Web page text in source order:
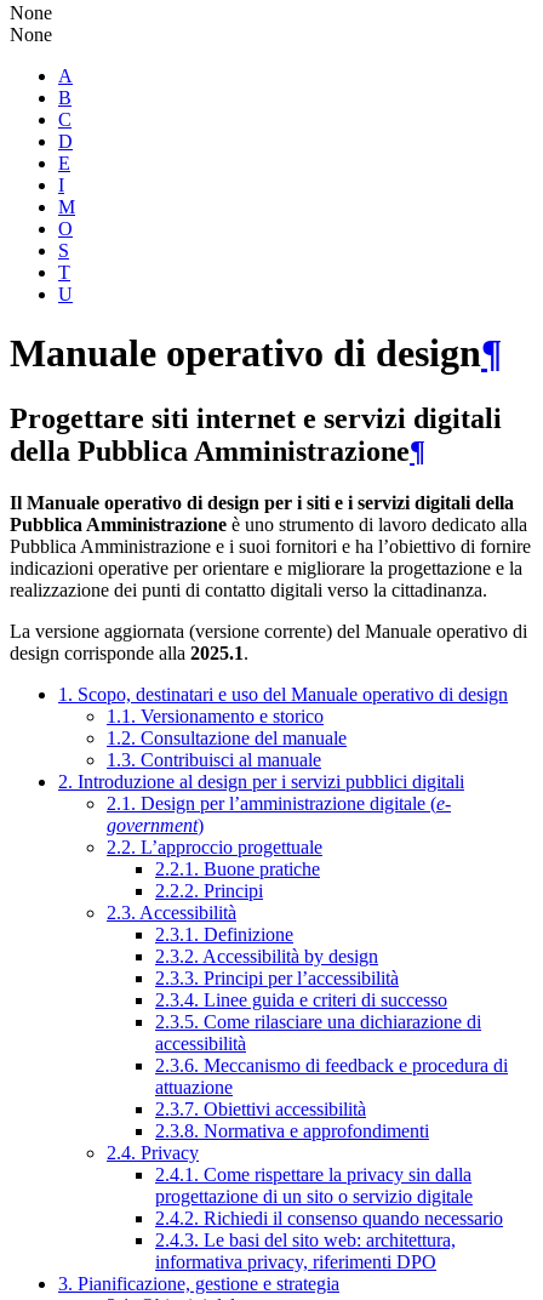
None
None
A
B
C
D
E
I
M
O
S
T
U
Manuale operativo di design¶
Progettare siti internet e servizi digitali
della Pubblica Amministrazione¶
Il Manuale operativo di design per i siti e i servizi digitali della
Pubblica Amministrazione è uno strumento di lavoro dedicato alla
Pubblica Amministrazione e i suoi fornitori e ha l’obiettivo di fornire
indicazioni operative per orientare e migliorare la progettazione e la
realizzazione dei punti di contatto digitali verso la cittadinanza.
La versione aggiornata (versione corrente) del Manuale operativo di
design corrisponde alla 2025.1.
1. Scopo, destinatari e uso del Manuale operativo di design
1.1. Versionamento e storico
1.2. Consultazione del manuale
1.3. Contribuisci al manuale
2. Introduzione al design per i servizi pubblici digitali
2.1. Design per l’amministrazione digitale (e-
government)
2.2. L’approccio progettuale
2.2.1. Buone pratiche
2.2.2. Principi
2.3. Accessibilità
2.3.1. Definizione
2.3.2. Accessibilità by design
2.3.3. Principi per l’accessibilità
2.3.4. Linee guida e criteri di successo
2.3.5. Come rilasciare una dichiarazione di
accessibilità
2.3.6. Meccanismo di feedback e procedura di
attuazione
2.3.7. Obiettivi accessibilità
2.3.8. Normativa e approfondimenti
2.4. Privacy
2.4.1. Come rispettare la privacy sin dalla
progettazione di un sito o servizio digitale
2.4.2. Richiedi il consenso quando necessario
2.4.3. Le basi del sito web: architettura,
informativa privacy, riferimenti DPO
3. Pianificazione, gestione e strategia